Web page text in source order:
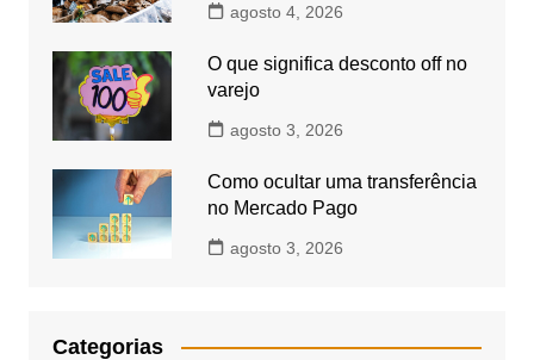
agosto 4, 2026
O que significa desconto off no
varejo
agosto 3, 2026
Como ocultar uma transferência
no Mercado Pago
agosto 3, 2026
Categorias